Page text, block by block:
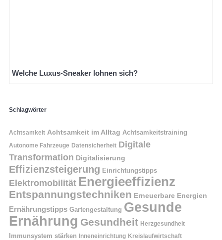
Welche Luxus-Sneaker lohnen sich?
Schlagwörter
Achtsamkeit Achtsamkeit im Alltag Achtsamkeitstraining
Autonome Fahrzeuge Datensicherheit Digitale
Transformation Digitalisierung
Effizienzsteigerung Einrichtungstipps
Elektromobilität Energieeffizienz
Entspannungstechniken Erneuerbare Energien
Ernährungstipps Gartengestaltung Gesunde
Ernährung Gesundheit Herzgesundheit
Immunsystem stärken Inneneinrichtung Kreislaufwirtschaft